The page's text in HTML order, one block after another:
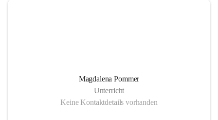
Magdalena Pommer
Unterricht
Keine Kontaktdetails vorhanden